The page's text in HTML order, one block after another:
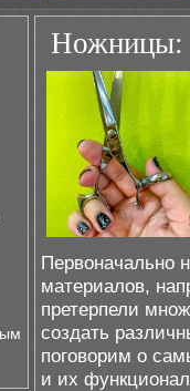
Ножницы:
Первоначально
материалов,
претерпели
создать
поговорим о
и их